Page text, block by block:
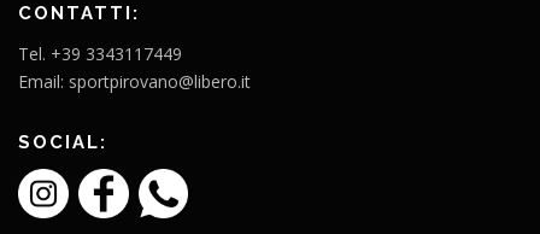
CONTATTI:
Tel. +39 3343117449
Email: sportpirovano@libero.it
SOCIAL: